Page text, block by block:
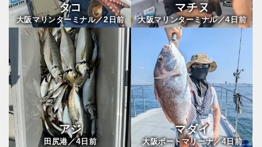
タコ
大阪マリンターミナル／2日前
マチヌ
大阪マリンターミナル／4日前
アジ
田尻港／4 日前
マダイ
大阪ポートマリーナ／4日前